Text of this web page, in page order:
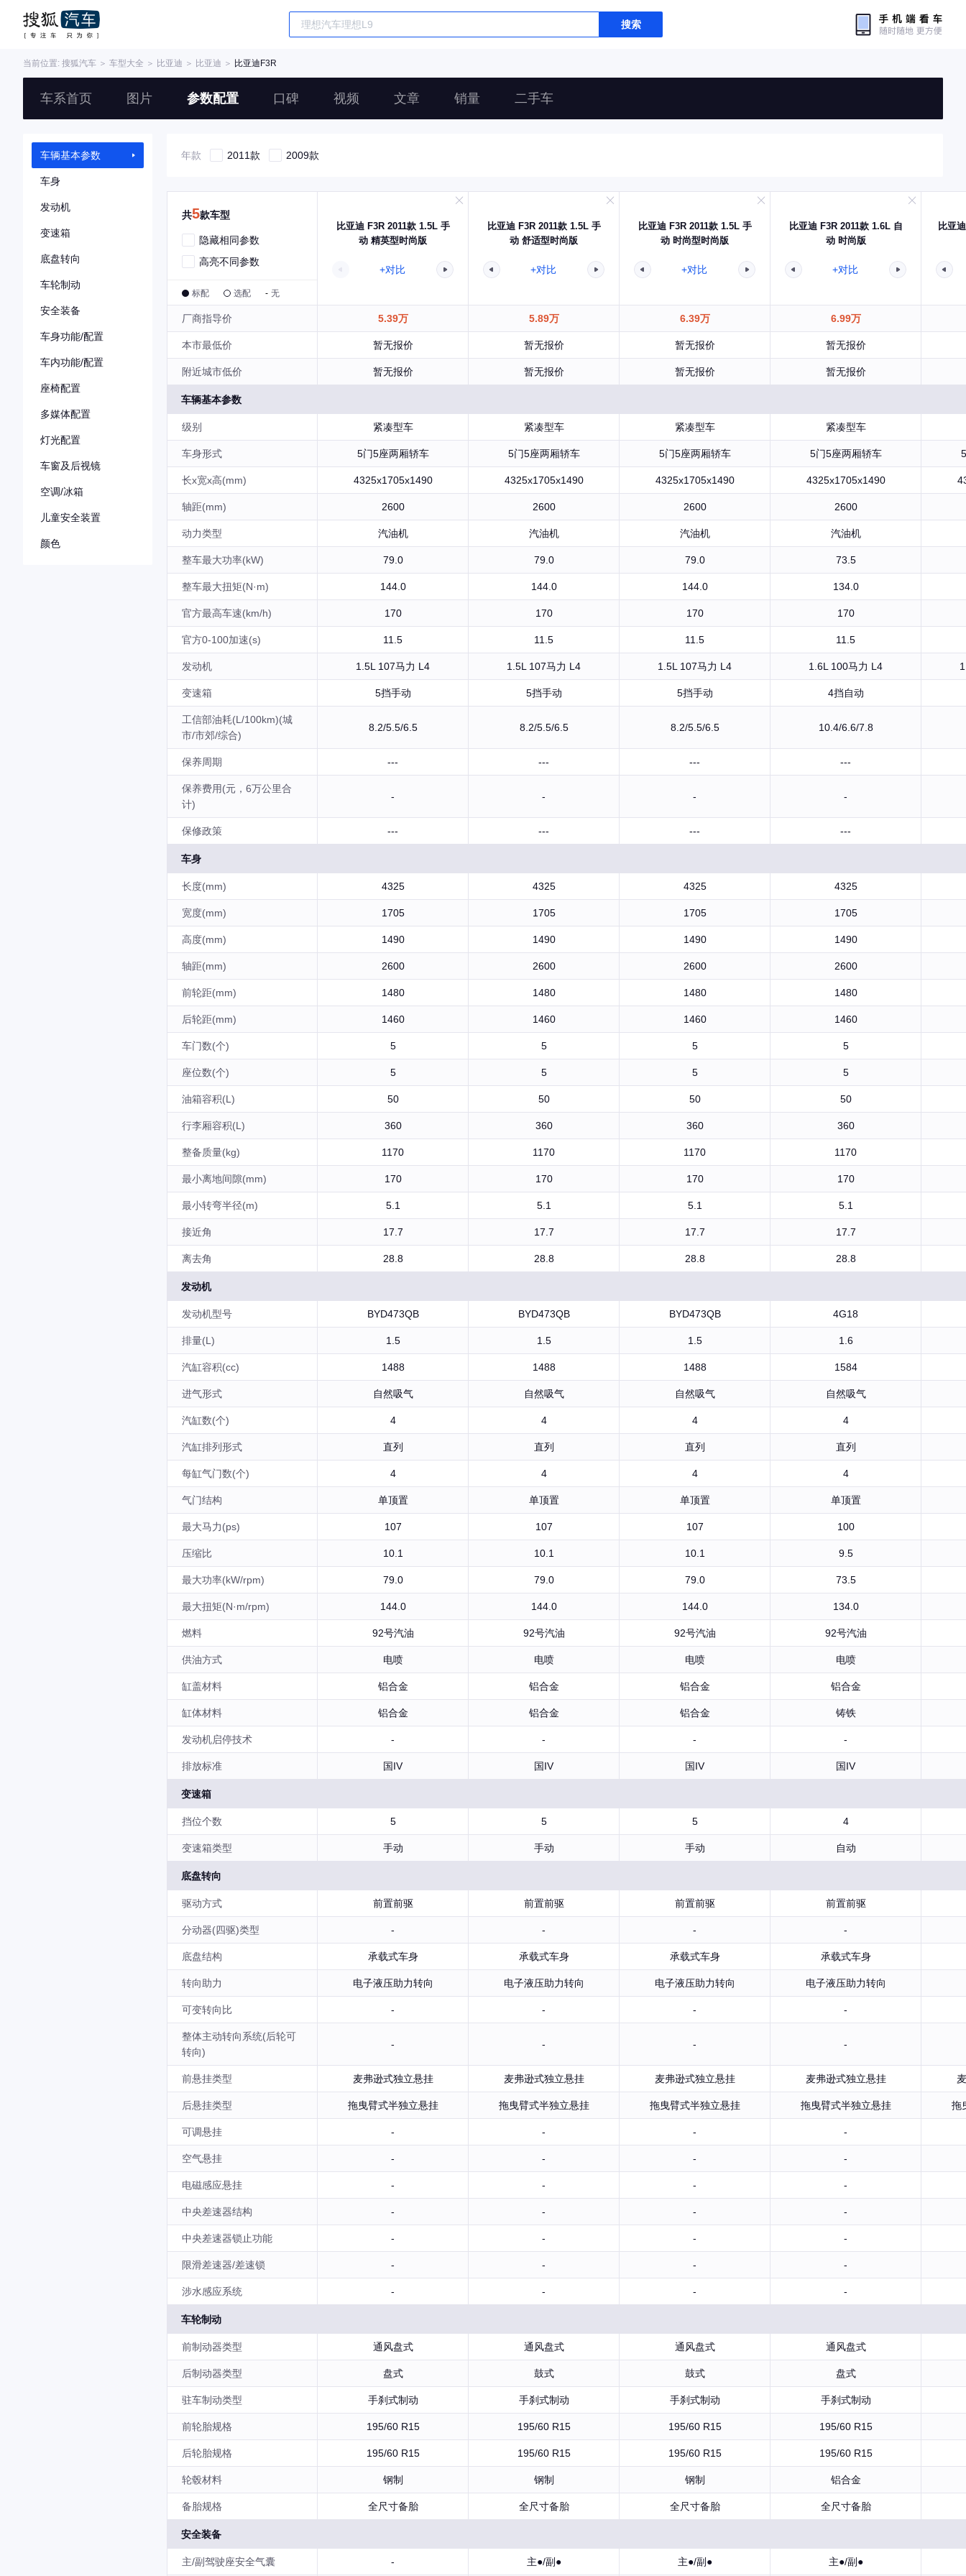
搜索
当前位置: 搜狐汽车 ＞ 车型大全 ＞ 比亚迪 ＞ 比亚迪 ＞ 比亚迪F3R
车系首页 图片 参数配置 口碑 视频 文章 销量 二手车
车辆基本参数
车身
发动机
变速箱
底盘转向
车轮制动
安全装备
车身功能/配置
车内功能/配置
座椅配置
多媒体配置
灯光配置
车窗及后视镜
空调/冰箱
儿童安全装置
颜色
年款 2011款 2009款
共5款车型
隐藏相同参数
高亮不同参数
标配 选配 - 无
比亚迪 F3R 2011款 1.5L 手
动 精英型时尚版
+对比
比亚迪 F3R 2011款 1.5L 手
动 舒适型时尚版
+对比
比亚迪 F3R 2011款 1.5L 手
动 时尚型时尚版
+对比
比亚迪 F3R 2011款 1.6L 自
动 时尚版
+对比
比亚
厂商指导价 5.39万 5.89万 6.39万 6.99万
本市最低价 暂无报价 暂无报价 暂无报价 暂无报价
附近城市低价 暂无报价 暂无报价 暂无报价 暂无报价
车辆基本参数
级别 紧凑型车 紧凑型车 紧凑型车 紧凑型车
车身形式 5门5座两厢轿车 5门5座两厢轿车 5门5座两厢轿车 5门5座两厢轿车
长x宽x高(mm) 4325x1705x1490 4325x1705x1490 4325x1705x1490 4325x1705x1490
轴距(mm) 2600 2600 2600 2600
动力类型 汽油机 汽油机 汽油机 汽油机
整车最大功率(kW) 79.0 79.0 79.0 73.5
整车最大扭矩(N·m) 144.0 144.0 144.0 134.0
官方最高车速(km/h) 170 170 170 170
官方0-100加速(s) 11.5 11.5 11.5 11.5
发动机 1.5L 107马力 L4 1.5L 107马力 L4 1.5L 107马力 L4 1.6L 100马力 L4
变速箱 5挡手动 5挡手动 5挡手动 4挡自动
工信部油耗(L/100km)(城
市/市郊/综合)
8.2/5.5/6.5 8.2/5.5/6.5 8.2/5.5/6.5 10.4/6.6/7.8
保养周期 --- --- --- ---
保养费用(元，6万公里合
计)
- - - -
保修政策 --- --- --- ---
车身
长度(mm) 4325 4325 4325 4325
宽度(mm) 1705 1705 1705 1705
高度(mm) 1490 1490 1490 1490
轴距(mm) 2600 2600 2600 2600
前轮距(mm) 1480 1480 1480 1480
后轮距(mm) 1460 1460 1460 1460
车门数(个) 5 5 5 5
座位数(个) 5 5 5 5
油箱容积(L) 50 50 50 50
行李厢容积(L) 360 360 360 360
整备质量(kg) 1170 1170 1170 1170
最小离地间隙(mm) 170 170 170 170
最小转弯半径(m) 5.1 5.1 5.1 5.1
接近角 17.7 17.7 17.7 17.7
离去角 28.8 28.8 28.8 28.8
发动机
发动机型号 BYD473QB BYD473QB BYD473QB 4G18
排量(L) 1.5 1.5 1.5 1.6
汽缸容积(cc) 1488 1488 1488 1584
进气形式 自然吸气 自然吸气 自然吸气 自然吸气
汽缸数(个) 4 4 4 4
汽缸排列形式 直列 直列 直列 直列
每缸气门数(个) 4 4 4 4
气门结构 单顶置 单顶置 单顶置 单顶置
最大马力(ps) 107 107 107 100
压缩比 10.1 10.1 10.1 9.5
最大功率(kW/rpm) 79.0 79.0 79.0 73.5
最大扭矩(N·m/rpm) 144.0 144.0 144.0 134.0
燃料 92号汽油 92号汽油 92号汽油 92号汽油
供油方式 电喷 电喷 电喷 电喷
缸盖材料 铝合金 铝合金 铝合金 铝合金
缸体材料 铝合金 铝合金 铝合金 铸铁
发动机启停技术 - - - -
排放标准 国IV 国IV 国IV 国IV
变速箱
挡位个数 5 5 5 4
变速箱类型 手动 手动 手动 自动
底盘转向
驱动方式 前置前驱 前置前驱 前置前驱 前置前驱
分动器(四驱)类型 - - - -
底盘结构 承载式车身 承载式车身 承载式车身 承载式车身
转向助力 电子液压助力转向 电子液压助力转向 电子液压助力转向 电子液压助力转向
可变转向比 - - - -
整体主动转向系统(后轮可
转向)
- - - -
前悬挂类型 麦弗逊式独立悬挂 麦弗逊式独立悬挂 麦弗逊式独立悬挂 麦弗逊式独立悬挂
后悬挂类型 拖曳臂式半独立悬挂 拖曳臂式半独立悬挂 拖曳臂式半独立悬挂 拖曳臂式半独立悬挂 拖
可调悬挂 - - - -
空气悬挂 - - - -
电磁感应悬挂 - - - -
中央差速器结构 - - - -
中央差速器锁止功能 - - - -
限滑差速器/差速锁 - - - -
涉水感应系统 - - - -
车轮制动
前制动器类型 通风盘式 通风盘式 通风盘式 通风盘式
后制动器类型 盘式 鼓式 鼓式 盘式
驻车制动类型 手刹式制动 手刹式制动 手刹式制动 手刹式制动
前轮胎规格 195/60 R15 195/60 R15 195/60 R15 195/60 R15
后轮胎规格 195/60 R15 195/60 R15 195/60 R15 195/60 R15
轮毂材料 钢制 钢制 钢制 铝合金
备胎规格 全尺寸备胎 全尺寸备胎 全尺寸备胎 全尺寸备胎
安全装备
主/副驾驶座安全气囊 - 主●/副● 主●/副● 主●/副●